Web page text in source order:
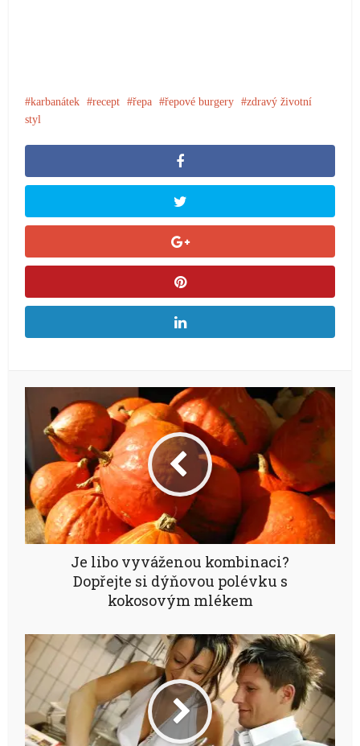
karbanátek recept řepa řepové burgery
zdravý životní
styl
Je libo vyváženou kombinaci?
Dopřejte si dýňovou polévku s
kokosovým mlékem